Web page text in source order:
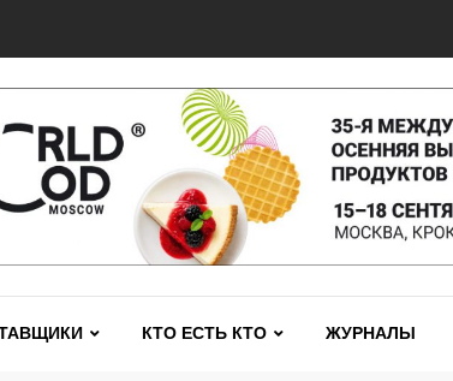
нарушения и названы лидеры исследования
КТО ЕСТЬ КТО ЖУРНАЛЫ